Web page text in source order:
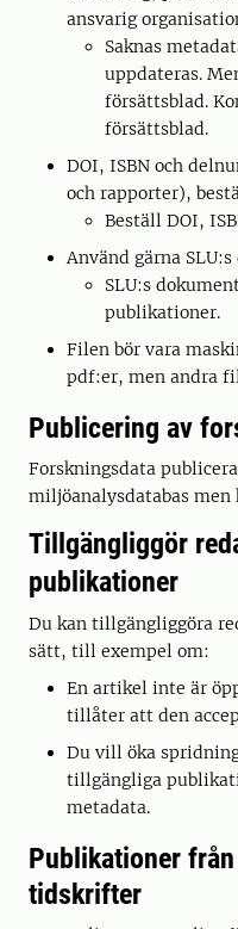
ansvarig
Saknas
uppdateras.
försättsblad.
försättsblad.
DOI, ISBN och
och rapporter),
Beställ DOI,
Använd gärna
SLU:s
publikationer.
Filen bör vara
pdf:er, men andra
Publicering av
Forskningsdata
miljöanalysdatabas men
Tillgängliggör
publikationer
Du kan tillgängliggöra
sätt, till exempel om:
En artikel inte är
tillåter att den
Du vill öka
tillgängliga
metadata.
Publikationer
tidskrifter